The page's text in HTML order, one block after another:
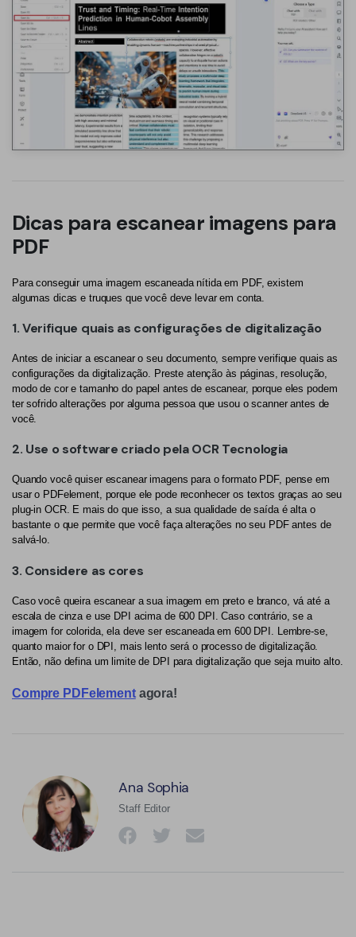
Dicas para escanear imagens para
PDF
Para conseguir uma imagem escaneada nítida em PDF, existem
algumas dicas e truques que você deve levar em conta.
1. Verifique quais as configurações de digitalização
Antes de iniciar a escanear o seu documento, sempre verifique quais as
configurações da digitalização. Preste atenção às páginas, resolução,
modo de cor e tamanho do papel antes de escanear, porque eles podem
ter sofrido alterações por alguma pessoa que usou o scanner antes de
você.
2. Use o software criado pela OCR Tecnologia
Quando você quiser escanear imagens para o formato PDF, pense em
usar o PDFelement, porque ele pode reconhecer os textos graças ao seu
plug-in OCR. E mais do que isso, a sua qualidade de saída é alta o
bastante o que permite que você faça alterações no seu PDF antes de
salvá-lo.
3. Considere as cores
Caso você queira escanear a sua imagem em preto e branco, vá até a
escala de cinza e use DPI acima de 600 DPI. Caso contrário, se a
imagem for colorida, ela deve ser escaneada em 600 DPI. Lembre-se,
quanto maior for o DPI, mais lento será o processo de digitalização.
Então, não defina um limite de DPI para digitalização que seja muito alto.
Compre PDFelementagora!
Ana Sophia
Staff Editor